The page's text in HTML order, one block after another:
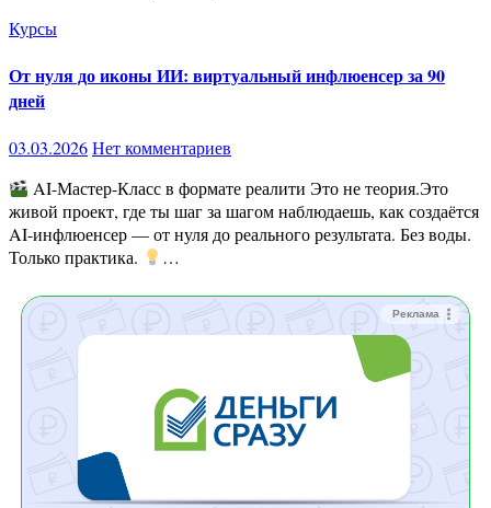
Курсы
От нуля до иконы ИИ: виртуальный инфлюенсер за 90
дней
03.03.2026Нет комментариев
AI-Мастер-Класс в формате реалити Это не теория.Это
живой проект, где ты шаг за шагом наблюдаешь, как создаётся
AI-инфлюенсер — от нуля до реального результата. Без воды.
Только практика.
…
Реклама